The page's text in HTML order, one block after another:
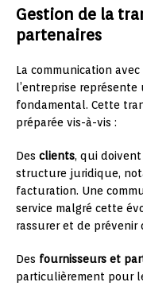
Gestion de la
partenaires
La communication avec
l’entreprise
fondamental. Cette
préparée vis-à-vis :
Des clients, qui
structure juridique,
facturation. Une
service malgré cette
rassurer et de
Des fournisseurs et
particulièrement pour